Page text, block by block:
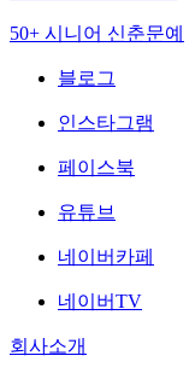
50+ 시니어 신춘문예
블로그
인스타그램
페이스북
유튜브
네이버카페
네이버TV
회사소개